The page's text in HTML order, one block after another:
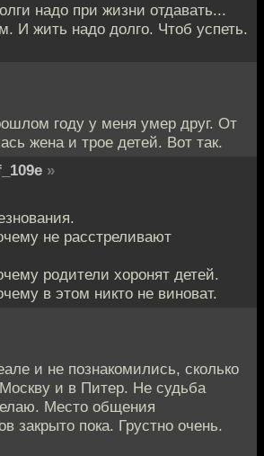
надо при жизни отдавать...
И жить надо долго. Чтоб успеть.
году у меня умер друг. От
жена и трое детей. Вот так.
»
не расстреливают
родители хоронят детей.
в этом никто не виноват.
и не познакомились, сколько
и в Питер. Не судьба
Место общения
закрыто пока. Грустно очень.